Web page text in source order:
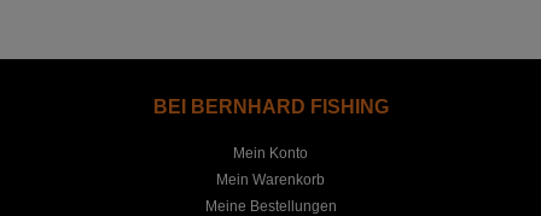
BEI BERNHARD FISHING
Mein Konto
Mein Warenkorb
Meine Bestellungen